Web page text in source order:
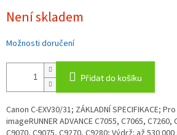
cena:
Není skladem
Možnosti doručení
Přidat do košíku
Canon C-EXV30/31; ZÁKLADNÍ SPECIFIKACE;
imageRUNNER ADVANCE C7055, C7065, C7260,